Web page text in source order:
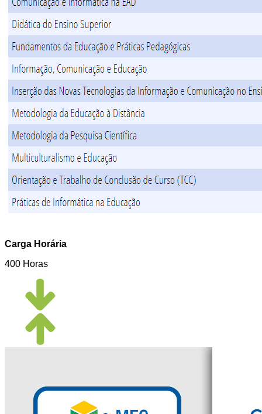
Carga Horária
400 Horas